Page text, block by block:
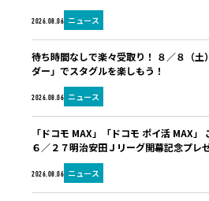
2026.08.06 ニュース
2026.08.06 ニュース
待ち時間なしで楽々受取り！ ８／８（土
ダー」でスタグルを楽しもう！
2026.08.06 ニュース
「ドコモ MAX」「ドコモ ポイ活 MAX」
６／２７明治安田Ｊリーグ開幕記念プレ